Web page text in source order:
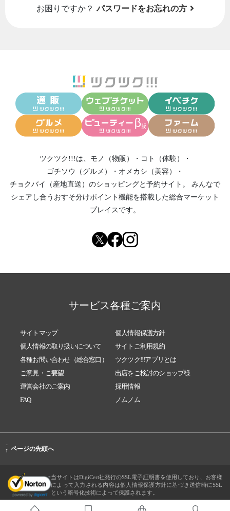
お困りですか？ パスワードをお忘れの方
ツクツク!!!は、 モノ（物販） ・ コト（体験）
・
ゴチソウ（グルメ）
・ オメカシ（美容）
・
チョクバイ（産地直送） のショッピングと予約サイト。
みんなで
シェアし合う おすそ分けポイント機能を搭載した総合マーケット
プレイスです。
サービス各種ご案内
サイトマップ
個人情報保護方針
個人情報の取り扱いについて
サイトご利用規約
各種お問い合わせ（総合窓口）
ツクツク!!!アプリとは
ご意見・ご要望
出店をご検討のショップ様
運営会社のご案内
採用情報
FAQ
ノムノム
-
↑ ページの先頭へ
当サイトはDigiCert社発行のSSL電子証明書を使用しており、お客様
によって入力される内容は個人情報保護方針に基づき送信時にSSL
という暗号化技術によって保護されます。